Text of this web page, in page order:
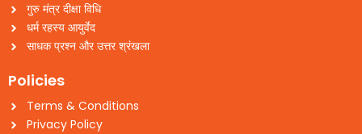
गुरु मंत्र दीक्षा विधि
धर्म रहस्य आयुर्वेद
साधक प्रश्न और उत्तर श्रंखला
Policies
Terms & Conditions
Privacy Policy